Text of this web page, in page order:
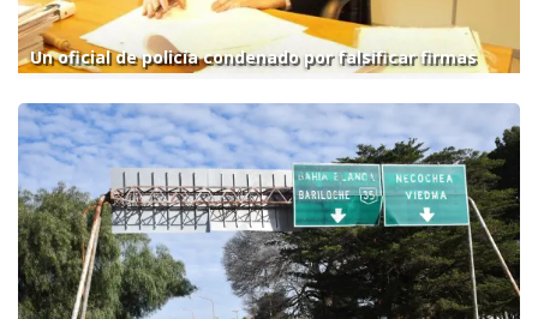
Un oficial de policía condenado por falsificar firmas